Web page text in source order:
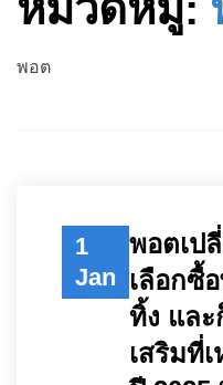
พอต
1
Jan
พอตเป
เลือกซื้
ทิ้ง และ
เสริมที่